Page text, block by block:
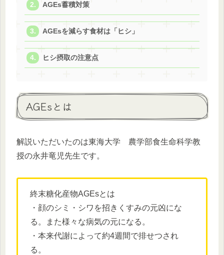
AGEs蓄積対策
AGEsを減らす食材は「ヒシ」
ヒシ摂取の注意点
AGEsとは
解説いただいたのは東海大学 農学部食生命科学教
授の永井竜児先生です。
終末糖化産物AGEsとは
・顔のシミ・シワを招きくすみの元凶にな
る。また様々な病気の元になる。
・本来代謝によって約4週間で排せつされ
る。